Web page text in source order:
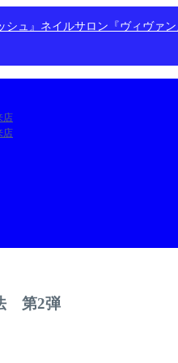
シュ』ネイルサロン『ヴィヴァ
店
店
第2弾